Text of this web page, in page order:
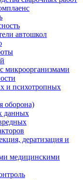
автошкол
микроорганизмами
и психотропных
оборона)
данных
дератизация и
медицинскими